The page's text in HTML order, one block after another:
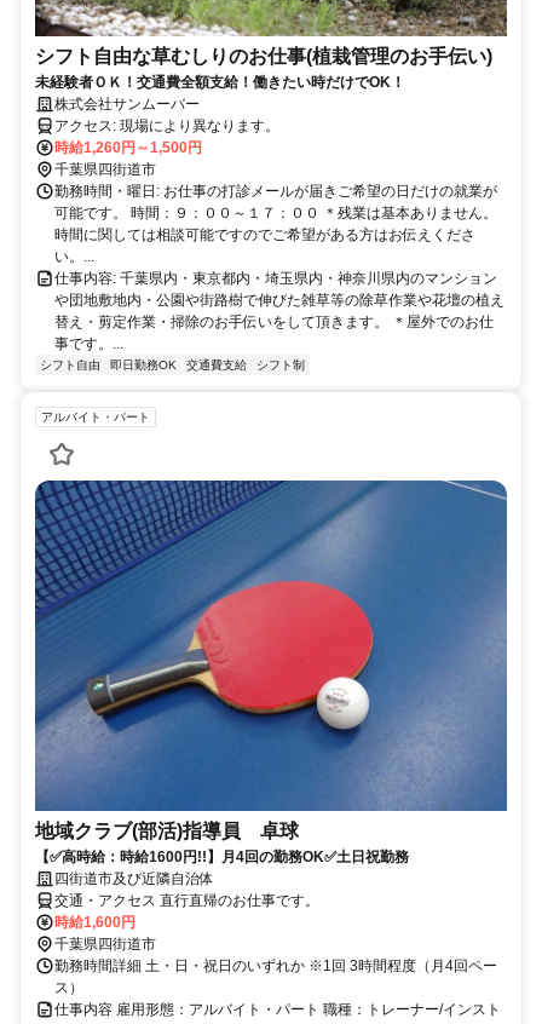
シフト自由な草むしりのお仕事(植栽管理のお手伝い)
未経験者ＯＫ！交通費全額支給！働きたい時だけでOK！
株式会社サンムーバー
アクセス: 現場により異なります。
時給1,260円～1,500円
千葉県四街道市
勤務時間・曜日: お仕事の打診メールが届きご希望の日だけの就業が
可能です。 時間：９：００～１７：００ ＊残業は基本ありません。
時間に関しては相談可能ですのでご希望がある方はお伝えくださ
い。...
仕事内容: 千葉県内・東京都内・埼玉県内・神奈川県内のマンション
や団地敷地内・公園や街路樹で伸びた雑草等の除草作業や花壇の植え
替え・剪定作業・掃除のお手伝いをして頂きます。 ＊屋外でのお仕
事です。...
シフト自由 即日勤務OK 交通費支給 シフト制
アルバイト・パート
地域クラブ(部活)指導員 卓球
【✅高時給：時給1600円!!】月4回の勤務OK✅土日祝勤務
四街道市及び近隣自治体
交通・アクセス 直行直帰のお仕事です。
時給1,600円
千葉県四街道市
勤務時間詳細 土・日・祝日のいずれか ※1回 3時間程度（月4回ペー
ス）
仕事内容 雇用形態：アルバイト・パート 職種：トレーナー/インスト